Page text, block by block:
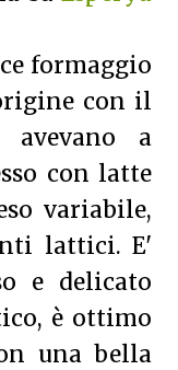
formaggio
con il
a
con latte
variabile,
lattici. E'
e delicato
è ottimo
una bella